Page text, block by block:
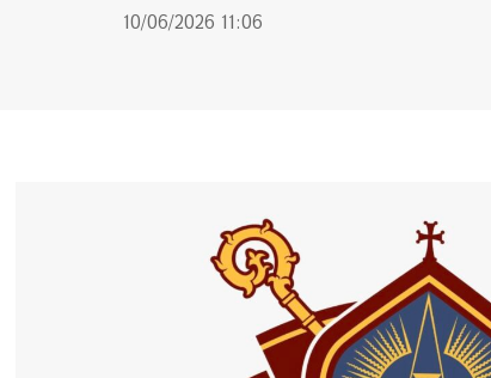
10/06/2026 11:06